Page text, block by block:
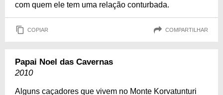
com quem ele tem uma relação conturbada.
COPIAR COMPARTILHAR
Papai Noel das Cavernas
2010
Alguns caçadores que vivem no Monte Korvatunturi